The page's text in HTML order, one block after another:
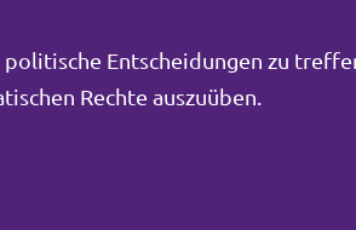
Entscheidungen zu
Rechte auszuüben.